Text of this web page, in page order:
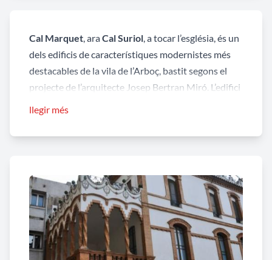
Cal Marquet, araCal Suriol, a tocar l’església, és un
dels edificis de característiques modernistes més
destacables de la vila de l’Arboç, bastit segons el
projecte de l’arquitecte Josep Bertran Miró. L’edifici
vist utilitzat en cantoneres, emmarcaments
esquerra de l’habitatge.
Les obertures de l’edifici són d’arc rebaixat i és
remarcable el treball de ferro forjat a les baranes
del terrat i la reixa que tanca la part frontal de la
llegir més